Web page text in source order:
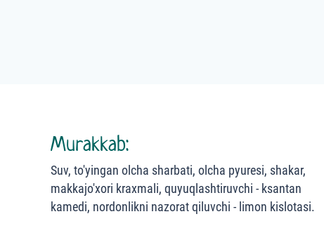
Murakkab:
Suv, to'yingan olcha sharbati, olcha pyuresi, shakar,
makkajo'xori kraxmali, quyuqlashtiruvchi - ksantan
kamedi, nordonlikni nazorat qiluvchi - limon kislotasi.